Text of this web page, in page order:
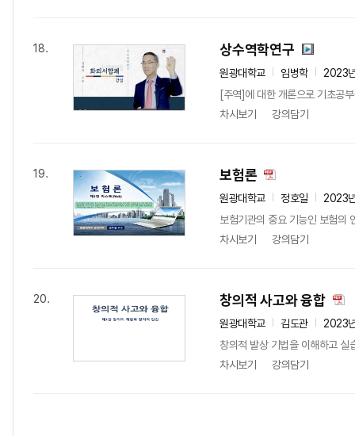
18. 상수역학연구
원광대학교 임병학
2023
[주역]에 대한 개론으로 기초공
차시보기
강의담기
19. 보험론
원광대학교 정호일
2023
보험기관의 중요 기능인 보험의
차시보기
강의담기
20. 창의적 사고와 융합
원광대학교 김도관
2023
창의적 발상 기법을 이해하고 실
차시보기
강의담기